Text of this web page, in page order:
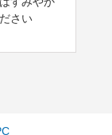
さい